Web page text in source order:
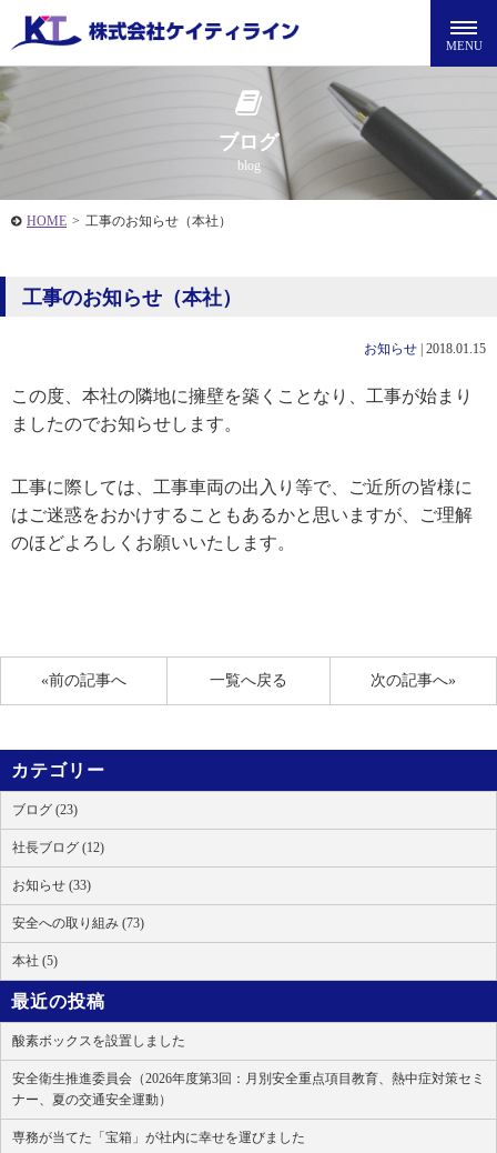
ブログ
blog
HOME > 工事のお知らせ（本社）
工事のお知らせ（本社）
お知らせ 2018.01.15
この度、本社の隣地に擁壁を築くことなり、工事が始まり
ましたのでお知らせします。
工事に際しては、工事車両の出入り等で、ご近所の皆様に
はご迷惑をおかけすることもあるかと思いますが、ご理解
のほどよろしくお願いいたします。
«前の記事へ 次の記事へ»
一覧へ戻る
カテゴリー
ブログ (23)
社長ブログ (12)
お知らせ (33)
安全への取り組み (73)
本社 (5)
最近の投稿
酸素ボックスを設置しました
安全衛生推進委員会（2026年度第3回：月別安全重点項目教育、熱中症対策セミ
ナー、夏の交通安全運動）
専務が当てた「宝箱」が社内に幸せを運びました